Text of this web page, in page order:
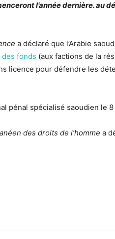
l’année dernière. au
a déclaré que l’Arabie
fonds (aux factions de la
licence pour défendre les
pénal spécialisé saoudien le 8
des droits de l’homme a